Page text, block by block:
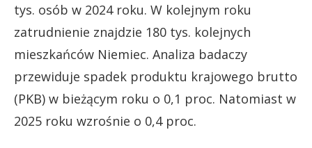
tys. osób w 2024 roku. W kolejnym roku
zatrudnienie znajdzie 180 tys. kolejnych
mieszkańców Niemiec. Analiza badaczy
przewiduje spadek produktu krajowego brutto
(PKB) w bieżącym roku o 0,1 proc. Natomiast w
2025 roku wzrośnie o 0,4 proc.